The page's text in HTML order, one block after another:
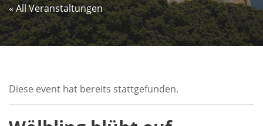
« All Veranstaltungen
Diese event hat bereits stattgefunden.